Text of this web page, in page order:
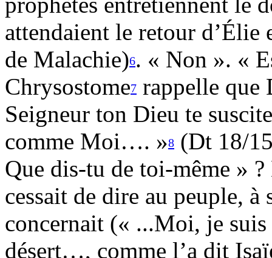
attendaient le retour d’Élie
de Malachie)6. « Non ». «
Chrysostome7 rappelle que
Seigneur ton Dieu te
comme Moi…. »8 (Dt 18/
Que dis-tu de toi-même »
cessait de dire au peuple,
concernait (« ...Moi, je
désert…, comme l’a dit